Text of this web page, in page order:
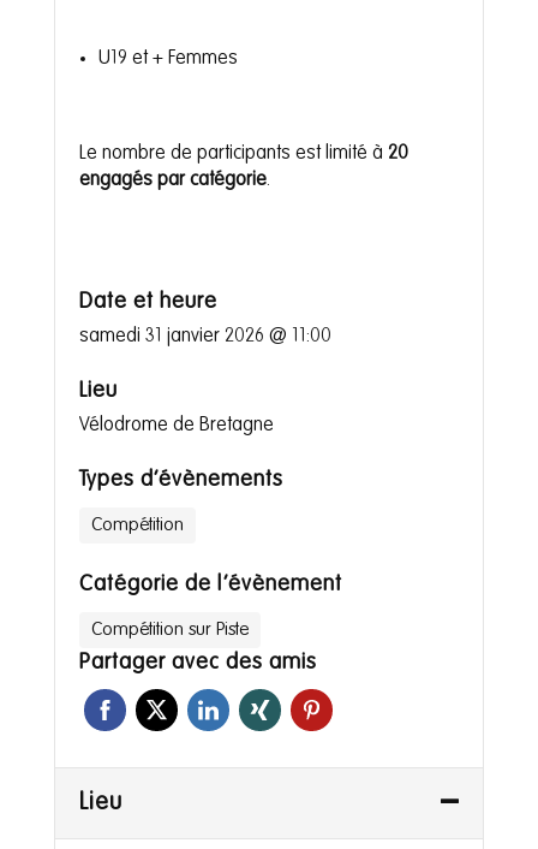
U19 et + Femmes
Le nombre de participants est limité à 20
engagés par catégorie.
Date et heure
samedi 31 janvier 2026 @ 11:00
Lieu
Vélodrome de Bretagne
Types d’évènements
Compétition
Catégorie de l’évènement
Compétition sur Piste
Partager avec des amis
Lieu